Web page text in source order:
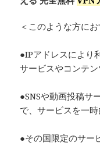
＜このような方にお
●IPアドレスにより
サービスやコンテ
●SNSや動画投稿サ
で、サービスを一
●その国限定のサー